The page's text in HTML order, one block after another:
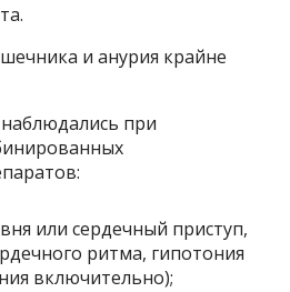
и анурия крайне
при
или сердечный приступ,
ритма, гипотония
включительно);